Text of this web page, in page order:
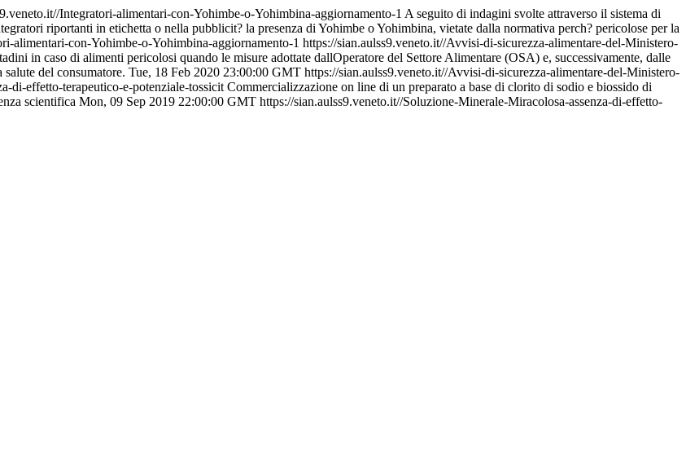
Integratori-alimentari-con-Yohimbe-o-Yohimbina-aggiornamento-1 A seguito di indagini svolte attraverso il sistema di
riportanti in etichetta o nella pubblicit? la presenza di Yohimbe o Yohimbina, vietate dalla normativa perch? pericolose per la
alimentari-con-Yohimbe-o-Yohimbina-aggiornamento-1 https://sian.aulss9.veneto.it//Avvisi-di-sicurezza-alimentare-del-Ministero-
in caso di alimenti pericolosi quando le misure adottate dallOperatore del Settore Alimentare (OSA) e, successivamente, dalle
del consumatore. Tue, 18 Feb 2020 23:00:00 GMT https://sian.aulss9.veneto.it//Avvisi-di-sicurezza-alimentare-del-Ministero-
di-effetto-terapeutico-e-potenziale-tossicit Commercializzazione on line di un preparato a base di clorito di sodio e biossido di
scientifica Mon, 09 Sep 2019 22:00:00 GMT https://sian.aulss9.veneto.it//Soluzione-Minerale-Miracolosa-assenza-di-effetto-